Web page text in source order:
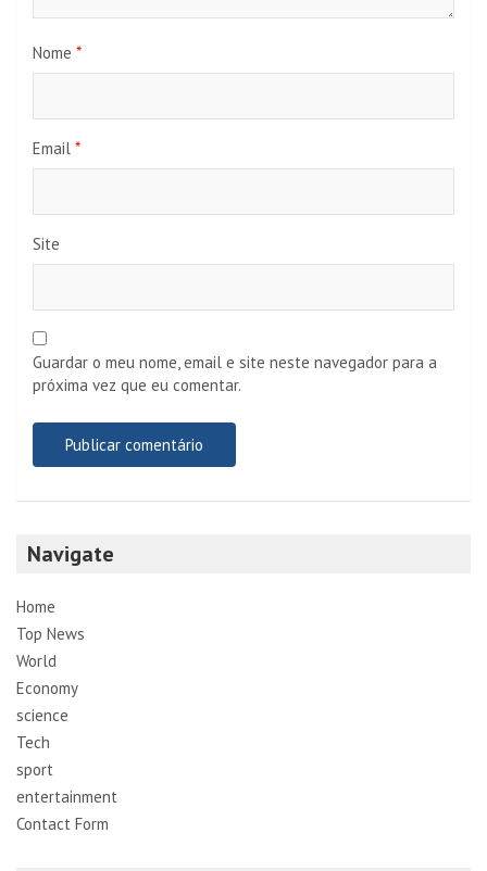
Nome *
Email *
Site
Guardar o meu nome, email e site neste navegador para a
próxima vez que eu comentar.
Navigate
Home
Top News
World
Economy
science
Tech
sport
entertainment
Contact Form